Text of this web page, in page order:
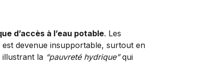
d’accès à l’eau potable. Les
devenue insupportable, surtout en
illustrant la “pauvreté hydrique”qui